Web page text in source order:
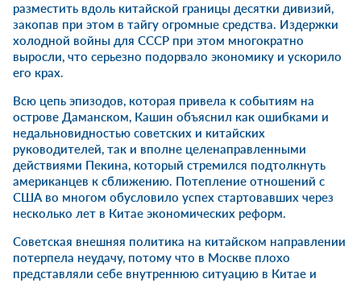
разместить вдоль китайской границы десятки дивизий,
закопав при этом в тайгу огромные средства. Издержки
холодной войны для СССР при этом многократно
выросли, что серьезно подорвало экономику и ускорило
его крах.
Всю цепь эпизодов, которая привела к событиям на
острове Даманском, Кашин объяснил как ошибками и
недальновидностью советских и китайских
руководителей, так и вполне целенаправленными
действиями Пекина, который стремился подтолкнуть
американцев к сближению. Потепление отношений с
США во многом обусловило успех стартовавших через
несколько лет в Китае экономических реформ.
Советская внешняя политика на китайском направлении
потерпела неудачу, потому что в Москве плохо
представляли себе внутреннюю ситуацию в Китае и